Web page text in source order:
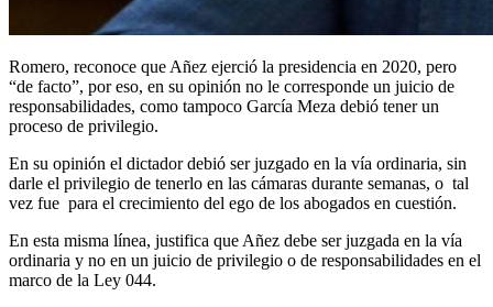
Romero, reconoce que Añez ejerció la presidencia en 2020, pero
“de facto”, por eso, en su opinión no le corresponde un juicio de
responsabilidades, como tampoco García Meza debió tener un
proceso de privilegio.
En su opinión el dictador debió ser juzgado en la vía ordinaria, sin
darle el privilegio de tenerlo en las cámaras durante semanas, o tal
vez fue para el crecimiento del ego de los abogados en cuestión.
En esta misma línea, justifica que Añez debe ser juzgada en la vía
ordinaria y no en un juicio de privilegio o de responsabilidades en el
marco de la Ley 044.